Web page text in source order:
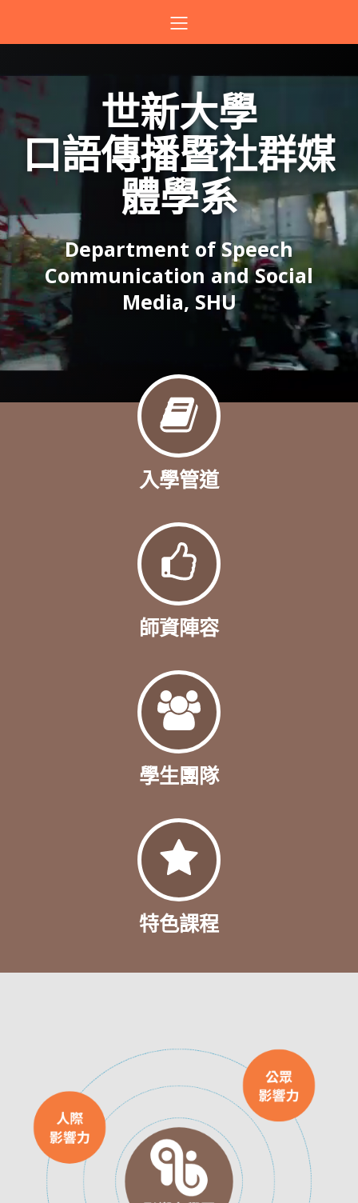
世新大學
口語傳播暨社群媒
體學系
Department of Speech
Communication and Social
Media, SHU
入學管道
師資陣容
學生團隊
特色課程